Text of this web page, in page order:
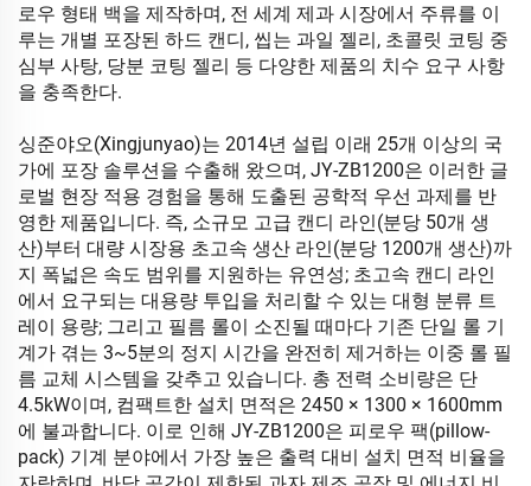
로우 형태 백을 제작하며, 전 세계 제과 시장에서 주류를 이
루는 개별 포장된 하드 캔디, 씹는 과일 젤리, 초콜릿 코팅 중
심부 사탕, 당분 코팅 젤리 등 다양한 제품의 치수 요구 사항
을 충족한다.
싱준야오(Xingjunyao)는 2014년 설립 이래 25개 이상의 국
가에 포장 솔루션을 수출해 왔으며, JY-ZB1200은 이러한 글
로벌 현장 적용 경험을 통해 도출된 공학적 우선 과제를 반
영한 제품입니다. 즉, 소규모 고급 캔디 라인(분당 50개 생
산)부터 대량 시장용 초고속 생산 라인(분당 1200개 생산)까
지 폭넓은 속도 범위를 지원하는 유연성; 초고속 캔디 라인
에서 요구되는 대용량 투입을 처리할 수 있는 대형 분류 트
레이 용량; 그리고 필름 롤이 소진될 때마다 기존 단일 롤 기
계가 겪는 3~5분의 정지 시간을 완전히 제거하는 이중 롤 필
름 교체 시스템을 갖추고 있습니다. 총 전력 소비량은 단
4.5kW이며, 컴팩트한 설치 면적은 2450 × 1300 × 1600mm
에 불과합니다. 이로 인해 JY-ZB1200은 피로우 팩(pillow-
pack) 기계 분야에서 가장 높은 출력 대비 설치 면적 비율을